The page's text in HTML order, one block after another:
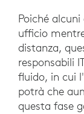
Poiché
ufficio
distanza,
responsabili
fluido, in cui
potrà che
questa fase